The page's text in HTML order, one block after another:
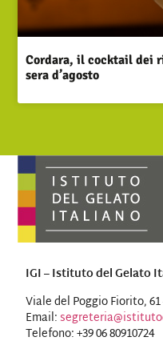
Cordara, il cocktail dei
sera d’agosto
IGI – Istituto del Gelato
Viale del Poggio Fiorito, 61
Email:
Telefono: +39 06 80910724